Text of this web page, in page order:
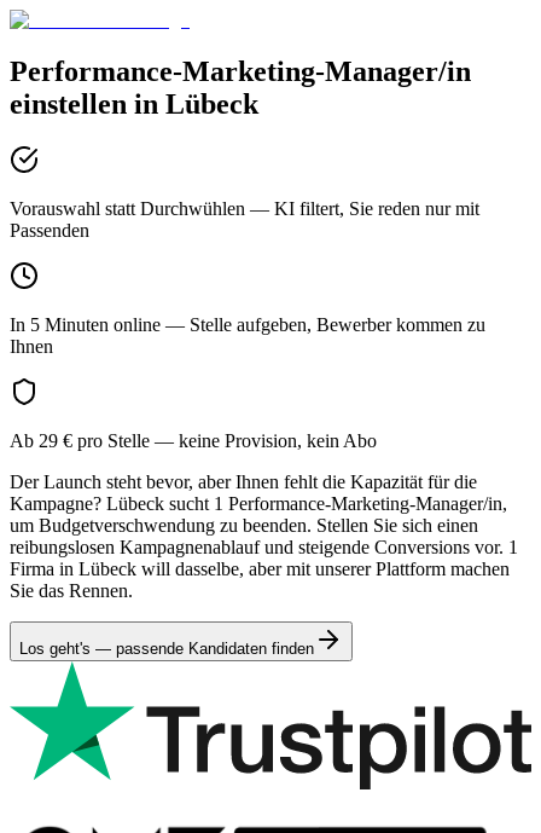
Performance-Marketing-Manager/in
einstellen in Lübeck
Vorauswahl statt Durchwühlen — KI filtert, Sie reden nur mit
Passenden
In 5 Minuten online — Stelle aufgeben, Bewerber kommen zu
Ihnen
Ab 29 € pro Stelle — keine Provision, kein Abo
Der Launch steht bevor, aber Ihnen fehlt die Kapazität für die
Kampagne? Lübeck sucht 1 Performance-Marketing-Manager/in,
um Budgetverschwendung zu beenden. Stellen Sie sich einen
reibungslosen Kampagnenablauf und steigende Conversions vor. 1
Firma in Lübeck will dasselbe, aber mit unserer Plattform machen
Sie das Rennen.
Los geht's — passende Kandidaten finden